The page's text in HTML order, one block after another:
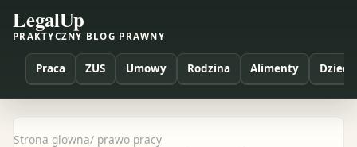
LegalUp
PRAKTYCZNY BLOG PRAWNY
Praca ZUS Umowy Rodzina Alimenty Dzieci
Strona glowna/ prawo pracy